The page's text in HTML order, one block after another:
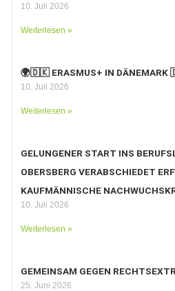
10. Juli 2026
Weiterlesen »
🌍🇩🇰 ERASMUS+ IN
10. Juli 2026
Weiterlesen »
GELUNGENER START INS
OBERSBERG VERABSCHIEDET
KAUFMÄNNISCHE
10. Juli 2026
Weiterlesen »
GEMEINSAM GEGEN
25. Juni 2026